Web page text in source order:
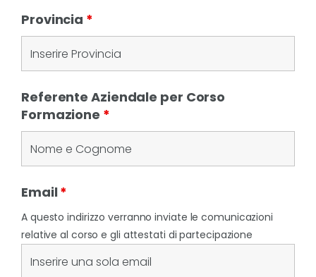
Provincia *
Referente Aziendale per Corso
Formazione *
Email *
A questo indirizzo verranno inviate le comunicazioni
relative al corso e gli attestati di partecipazione